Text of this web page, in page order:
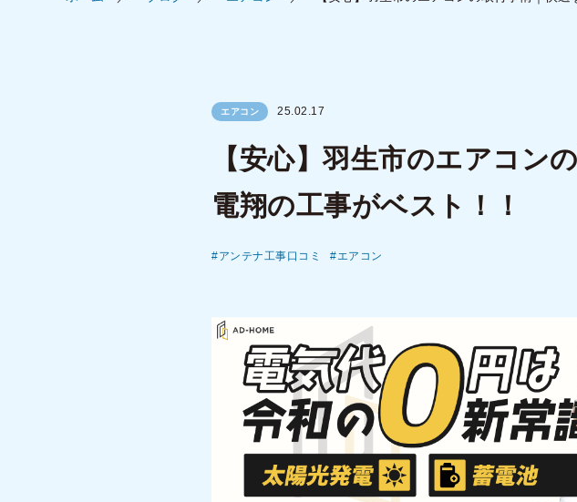
エアコン 25.02.17
【安心】羽生市のエアコン
電翔の工事がベスト！！
アンテナ工事口コミ エアコン